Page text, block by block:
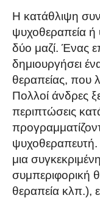
Η κατάθλιψη
ψυχοθεραπεία
δύο μαζί. Ένας
δημιουργήσει
θεραπείας, που
Πολλοί άνδρες
περιπτώσεις
ψυχοθεραπευτή.
μια
συμπεριφορική
θεραπεία κλπ.),